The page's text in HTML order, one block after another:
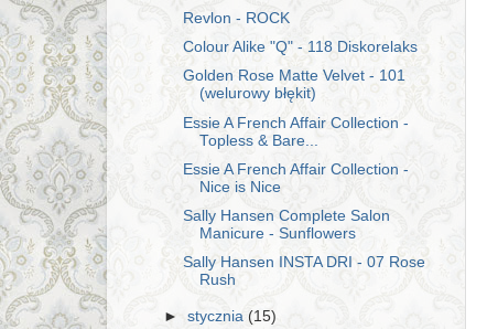
Revlon - ROCK
Colour Alike "Q" - 118 Diskorelaks
Golden Rose Matte Velvet - 101
(welurowy błękit)
Essie A French Affair Collection -
Topless & Bare...
Essie A French Affair Collection -
Nice is Nice
Sally Hansen Complete Salon
Manicure - Sunflowers
Sally Hansen INSTA DRI - 07 Rose
Rush
►stycznia (15)